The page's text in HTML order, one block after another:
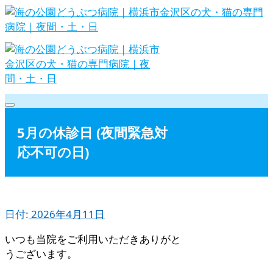
Skip
to
content
海の公園どうぶつ病院｜横浜市金沢
区の犬・猫の専門病院｜夜間・土・
日
5月の休診日 (夜間緊急対
応不可の日)
日付: 2026年4月11日
いつも当院をご利用いただきありがと
うございます。